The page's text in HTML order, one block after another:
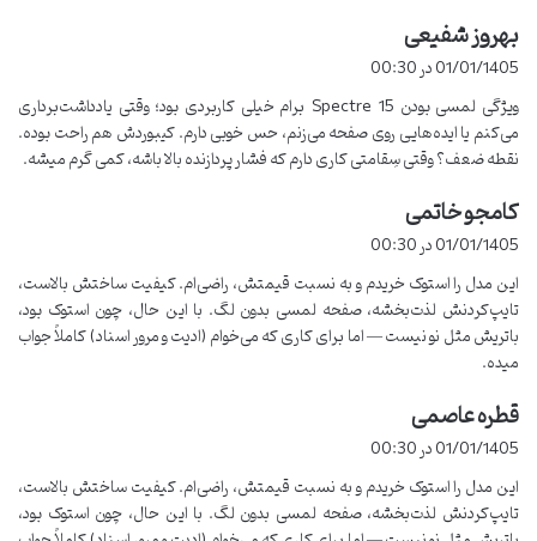
بله، با توجه به پردازنده قوی و صفحه‌نمایش باکیفیت، این لپ تاپ
برای طراحی گرافیکی و ویرایش عکس و فیلم بسیار مناسب است.
چگونه می‌توان مشکل داغ شدن دستگاه را برطرف کرد؟ می‌توانید از
کولپد استفاده کنید و همچنین تنظیمات مصرف انرژی را در حالت
بهینه قرار دهید.
میان‌رده مناسب است، اما برای بازی‌های سنگین گرافیکی، ممکن
است عملکرد بهینه نداشته باشد.
Copy URL
بهروز شفیعیف
:
01/01/1405 در 00:30
ویژگی لمسی بودن Spectre 15 برام خیلی کاربردی بود؛ وقتی یادداشت‌برداری
می‌کنم یا ایده‌هایی روی صفحه می‌زنم، حس خوبی دارم. کیبوردش هم راحت بوده.
نقطه ضعف؟ وقتی سِقامتی کاری دارم که فشار پردازنده بالا باشه، کمی گرم میشه.
کامجو خاتمیف
:
01/01/1405 در 00:30
این مدل را استوک خریدم و به نسبت قیمتش، راضی‌ام. کیفیت ساختش بالاست،
تایپ‌کردنش لذت‌بخشه، صفحه لمسی بدون لگ. با این حال، چون استوک بود،
باتریش مثل نو نیست — اما برای کاری که می‌خوام (ادیت و مرور اسناد) کاملاً جواب
میده.
قطره عاصمیف
:
01/01/1405 در 00:30
این مدل را استوک خریدم و به نسبت قیمتش، راضی‌ام. کیفیت ساختش بالاست،
تایپ‌کردنش لذت‌بخشه، صفحه لمسی بدون لگ. با این حال، چون استوک بود،